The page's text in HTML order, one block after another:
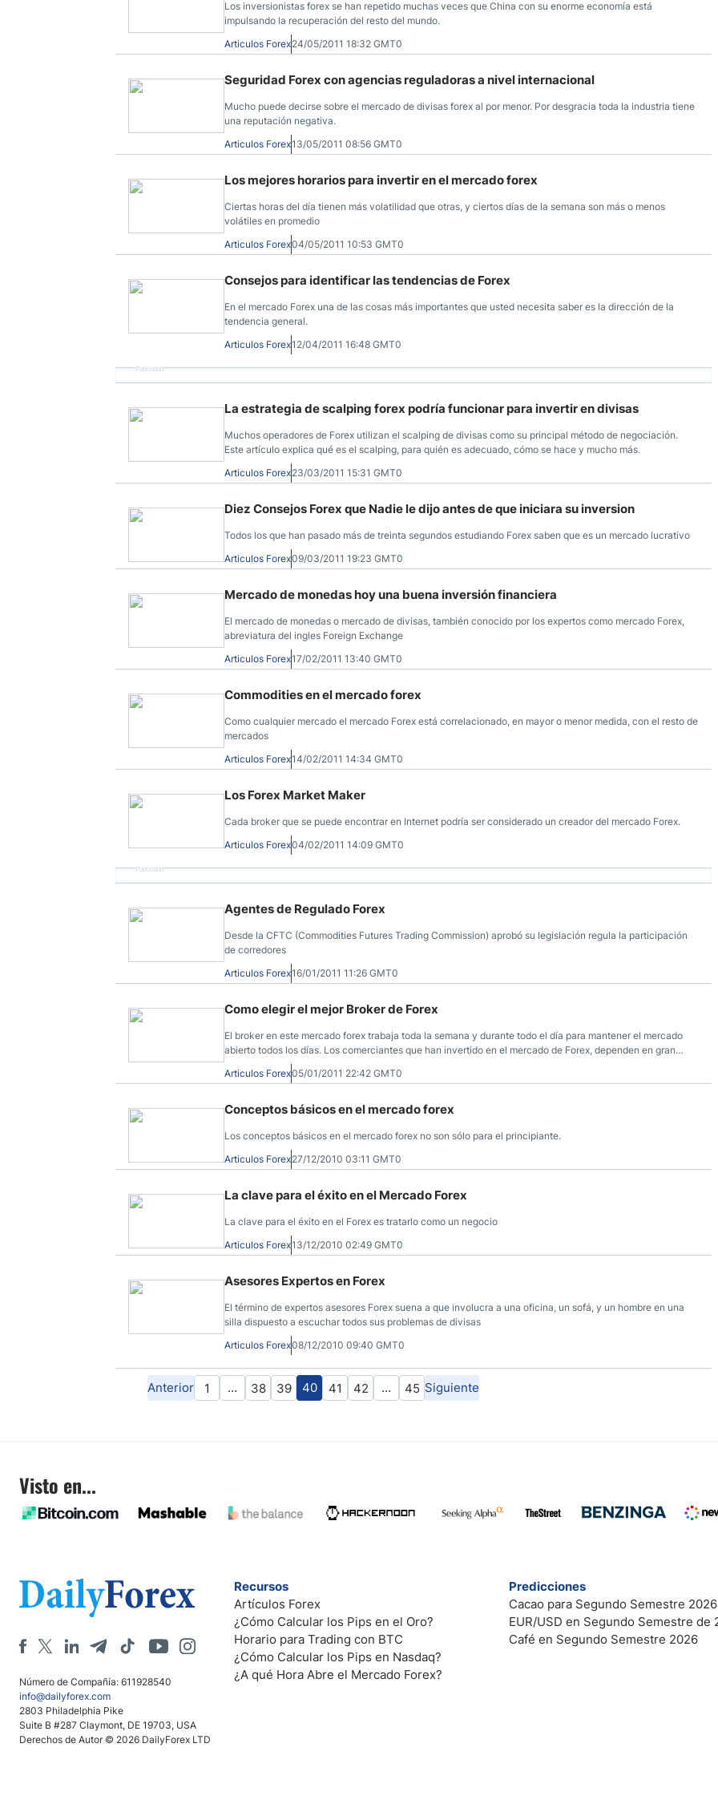
Los inversionistas forex se han repetido muchas veces que China con su enorme economía está
impulsando la recuperación del resto del mundo.
Articulos Forex24/05/2011 18:32 GMT0
Seguridad Forex con agencias reguladoras a nivel internacional
Mucho puede decirse sobre el mercado de divisas forex al por menor. Por desgracia toda la industria tiene
una reputación negativa.
Articulos Forex13/05/2011 08:56 GMT0
Los mejores horarios para invertir en el mercado forex
Ciertas horas del día tienen más volatilidad que otras, y ciertos días de la semana son más o menos
volátiles en promedio
Articulos Forex04/05/2011 10:53 GMT0
Consejos para identificar las tendencias de Forex
En el mercado Forex una de las cosas más importantes que usted necesita saber es la dirección de la
tendencia general.
Articulos Forex12/04/2011 16:48 GMT0
Publicidad
La estrategia de scalping forex podría funcionar para invertir en divisas
Muchos operadores de Forex utilizan el scalping de divisas como su principal método de negociación.
Este artículo explica qué es el scalping, para quién es adecuado, cómo se hace y mucho más.
Articulos Forex23/03/2011 15:31 GMT0
Diez Consejos Forex que Nadie le dijo antes de que iniciara su inversion
Todos los que han pasado más de treinta segundos estudiando Forex saben que es un mercado lucrativo
Articulos Forex09/03/2011 19:23 GMT0
Mercado de monedas hoy una buena inversión financiera
El mercado de monedas o mercado de divisas, también conocido por los expertos como mercado Forex,
abreviatura del ingles Foreign Exchange
Articulos Forex17/02/2011 13:40 GMT0
Commodities en el mercado forex
Como cualquier mercado el mercado Forex está correlacionado, en mayor o menor medida, con el resto de
mercados
Articulos Forex14/02/2011 14:34 GMT0
Los Forex Market Maker
Cada broker que se puede encontrar en Internet podría ser considerado un creador del mercado Forex.
Articulos Forex04/02/2011 14:09 GMT0
Publicidad
Agentes de Regulado Forex
Desde la CFTC (Commodities Futures Trading Commission) aprobó su legislación regula la participación
de corredores
Articulos Forex16/01/2011 11:26 GMT0
Como elegir el mejor Broker de Forex
El broker en este mercado forex trabaja toda la semana y durante todo el día para mantener el mercado
abierto todos los días. Los comerciantes que han invertido en el mercado de Forex, dependen en gran
medida a los intermediarios para sus transacciones.
Articulos Forex05/01/2011 22:42 GMT0
Conceptos básicos en el mercado forex
Los conceptos básicos en el mercado forex no son sólo para el principiante.
Articulos Forex27/12/2010 03:11 GMT0
La clave para el éxito en el Mercado Forex
La clave para el éxito en el Forex es tratarlo como un negocio
Articulos Forex13/12/2010 02:49 GMT0
Asesores Expertos en Forex
El término de expertos asesores Forex suena a que involucra a una oficina, un sofá, y un hombre en una
silla dispuesto a escuchar todos sus problemas de divisas
Articulos Forex08/12/2010 09:40 GMT0
Anterior 1 … 38 39 40 41 42 … 45 Siguiente
Visto en...
Número de Compañía: 611928540
info@dailyforex.com
2803 Philadelphia Pike
Suite B #287 Claymont, DE 19703, USA
Derechos de Autor © 2026 DailyForex LTD
Recursos
Artículos Forex
¿Cómo Calcular los Pips en el Oro?
Horario para Trading con BTC
¿Cómo Calcular los Pips en Nasdaq?
¿A qué Hora Abre el Mercado Forex?
Predicciones
Cacao para Segundo Semestre 2026
EUR/USD en Segundo Semestre de
Café en Segundo Semestre 2026